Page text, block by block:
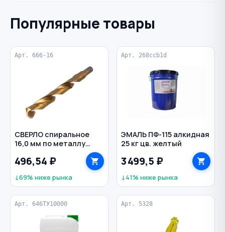
Популярные товары
Арт. 666-16
СВЕРЛО спиральное
16,0 мм по металлу
класс А Р6М5 титан с
кобальтом цилиндр
496,54 ₽
↓69% ниже рынка
Арт. 268ccb1d
ЭМАЛЬ ПФ-115 алкидная
25 кг цв. желтый
3 499,5 ₽
↓41% ниже рынка
Арт. 646ТУ10000 Арт. 5328